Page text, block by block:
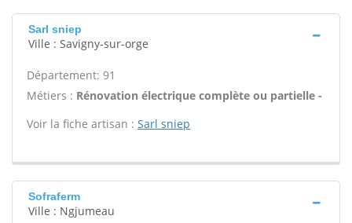
Sarl sniep
Ville : Savigny-sur-orge
Département: 91
Métiers : Rénovation électrique complète ou partielle -
Voir la fiche artisan : Sarl sniep
Sofraferm
Ville : Ngjumeau